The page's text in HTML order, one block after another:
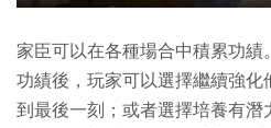
家臣可以在各種場合中積累功
功績後，玩家可以選擇繼續強化
到最後一刻；或者選擇培養有潛